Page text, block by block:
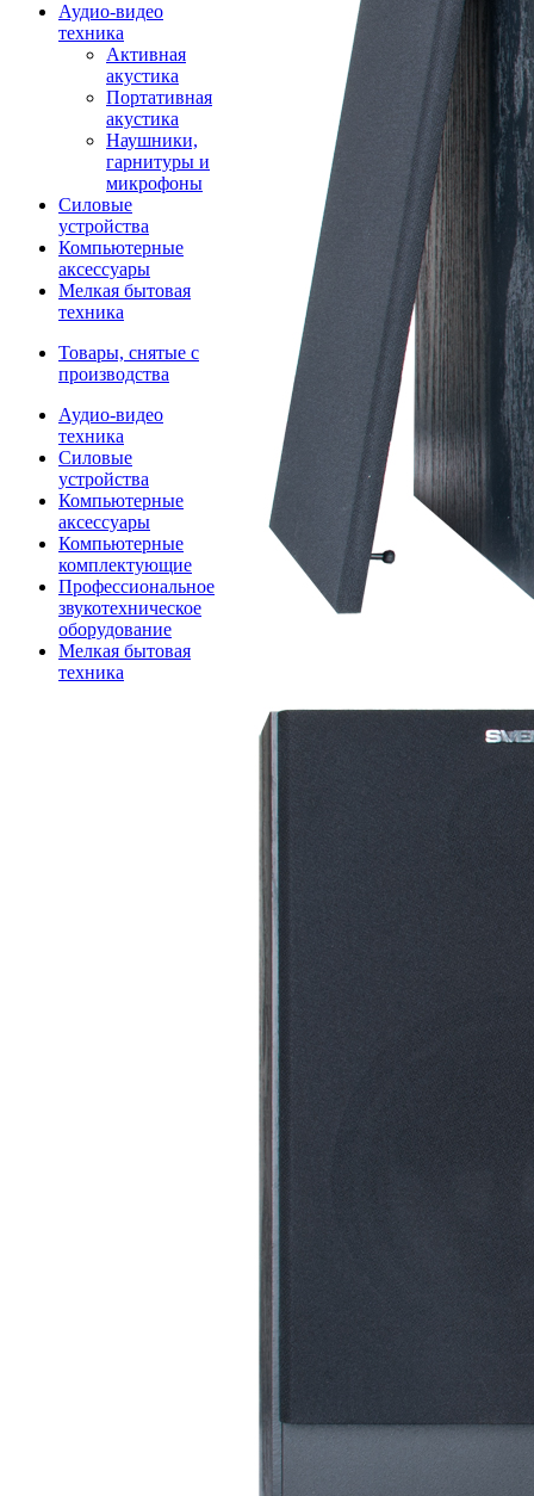
Аудио-видео
техника
Активная
акустика
Портативная
акустика
Наушники,
гарнитуры и
микрофоны
Силовые
устройства
Компьютерные
аксессуары
Мелкая бытовая
техника
Товары, снятые с
производства
Аудио-видео
техника
Силовые
устройства
Компьютерные
аксессуары
Компьютерные
комплектующие
Профессиональное
звукотехническое
оборудование
Мелкая бытовая
техника